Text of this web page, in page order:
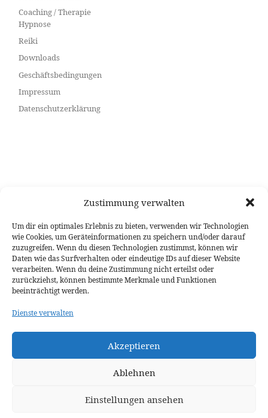
Zustimmung verwalten
Um dir ein optimales Erlebnis zu bieten, verwenden wir Technologien
wie Cookies, um Geräteinformationen zu speichern und/oder darauf
zuzugreifen. Wenn du diesen Technologien zustimmst, können wir
Daten wie das Surfverhalten oder eindeutige IDs auf dieser Website
verarbeiten. Wenn du deine Zustimmung nicht erteilst oder
zurückziehst, können bestimmte Merkmale und Funktionen
beeinträchtigt werden.
Dienste verwalten
Akzeptieren
Ablehnen
Einstellungen ansehen
Coaching / Therapie
Hypnose
Reiki
Downloads
Geschäftsbedingungen
Impressum
Datenschutzerklärung
vorbehalten - Für die Veröffentlichungen und Verwendung
der Bilder, Daten und Inhalte dieser Webseite, ohne meine
Einwilligung, behalte ich mir rechtliche Schritte vor!